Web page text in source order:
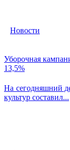
Новости
Уборочная
13,5%
На сегодняшний
культур составил...